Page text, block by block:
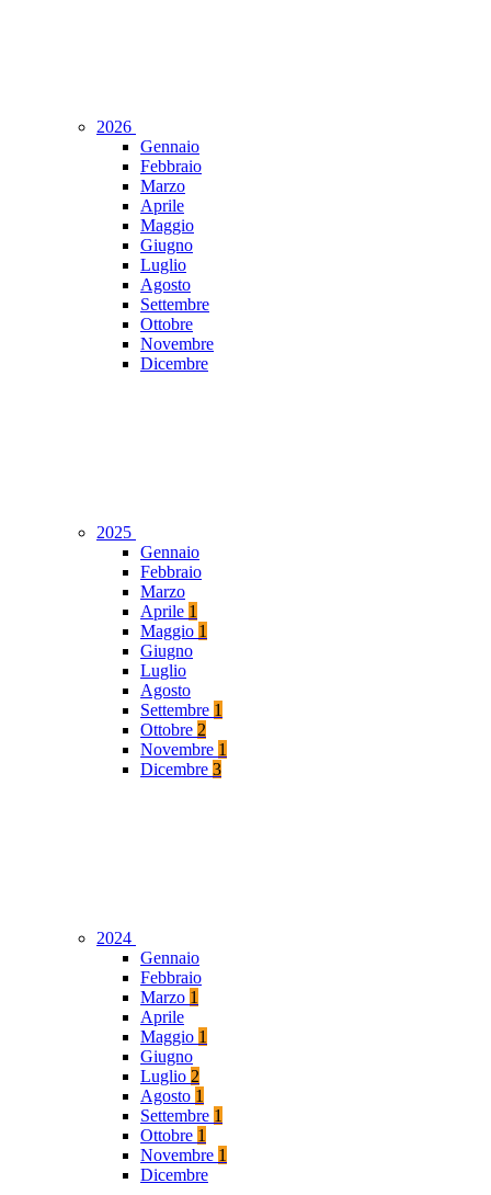
2026
Gennaio
Febbraio
Marzo
Aprile
Maggio
Giugno
Luglio
Agosto
Settembre
Ottobre
Novembre
Dicembre
2025
Gennaio
Febbraio
Marzo
Aprile 1
Maggio 1
Giugno
Luglio
Agosto
Settembre 1
Ottobre 2
Novembre 1
Dicembre 3
2024
Gennaio
Febbraio
Marzo 1
Aprile
Maggio 1
Giugno
Luglio 2
Agosto 1
Settembre 1
Ottobre 1
Novembre 1
Dicembre